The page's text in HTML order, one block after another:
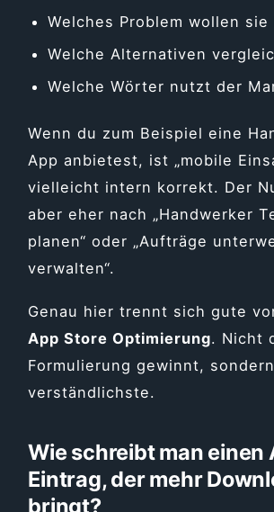
Welches Problem wollen sie
Welche Alternativen
Welche Wörter nutzt der
Wenn du zum Beispiel eine
App anbietest, ist „mobile
vielleicht intern korrekt. Der
aber eher nach „Handwerker
planen“ oder „Aufträge
verwalten“.
Genau hier trennt sich gute
App Store Optimierung. Nicht
Formulierung gewinnt,
verständlichste.
Wie schreibt man einen
Eintrag, der mehr
bringt?